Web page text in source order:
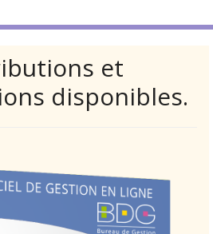
et
disponibles.